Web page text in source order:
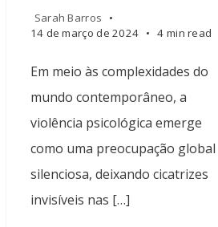
Sarah Barros
14 de março de 2024
4 min read
Em meio às complexidades do
mundo contemporâneo, a
violência psicológica emerge
como uma preocupação global
silenciosa, deixando cicatrizes
invisíveis nas […]